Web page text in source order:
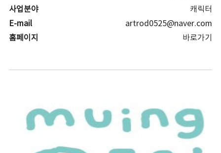
사업분야
캐릭터
E-mail
artrod0525@naver.com
홈페이지
바로가기